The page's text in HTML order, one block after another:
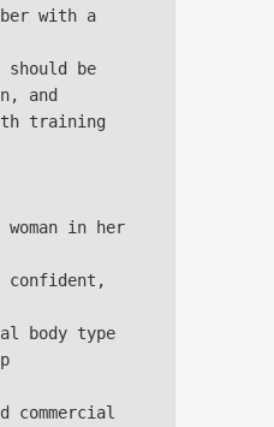
with a
should be
and
training
in her
confident,
body type